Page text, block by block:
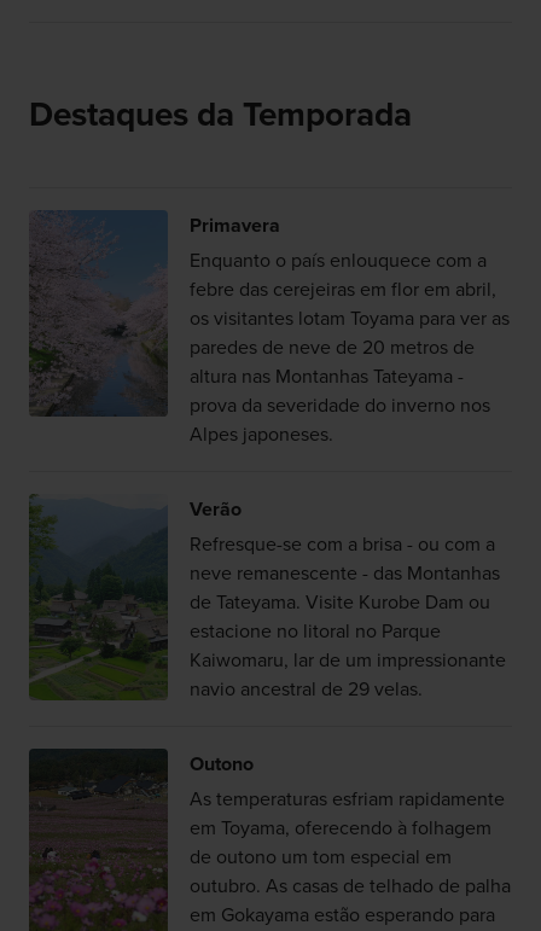
Destaques da Temporada
Primavera
Enquanto o país enlouquece com a
febre das cerejeiras em flor em abril,
os visitantes lotam Toyama para ver as
paredes de neve de 20 metros de
altura nas Montanhas Tateyama -
prova da severidade do inverno nos
Alpes japoneses.
Verão
Refresque-se com a brisa - ou com a
neve remanescente - das Montanhas
de Tateyama. Visite Kurobe Dam ou
estacione no litoral no Parque
Kaiwomaru, lar de um impressionante
navio ancestral de 29 velas.
Outono
As temperaturas esfriam rapidamente
em Toyama, oferecendo à folhagem
de outono um tom especial em
outubro. As casas de telhado de palha
em Gokayama estão esperando para